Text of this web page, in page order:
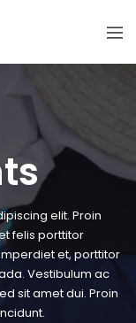
elit. Proin
felis porttitor
et, porttitor
Vestibulum ac
sit amet dui. Proin